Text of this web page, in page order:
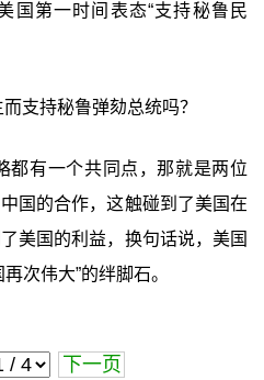
国第一时间表态“支持秘鲁民
支持秘鲁弹劾总统吗？
都有一个共同点，那就是两位
国的合作，这触碰到了美国在
美国的利益，换句话说，美国
次伟大”的绊脚石。
下一页